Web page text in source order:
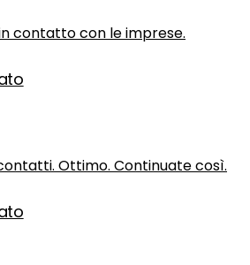
contatto con le imprese.
Ottimo. Continuate così.